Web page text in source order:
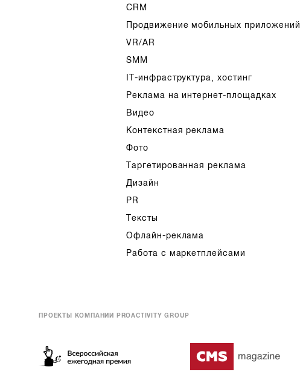
CRM
Продвижение мобильных приложений
VR/AR
SMM
IT-инфраструктура, хостинг
Реклама на интернет-площадках
Видео
Контекстная реклама
Фото
Таргетированная реклама
Дизайн
PR
Тексты
Офлайн-реклама
Работа с маркетплейсами
ПРОЕКТЫ КОМПАНИИ PROACTIVITY GROUP